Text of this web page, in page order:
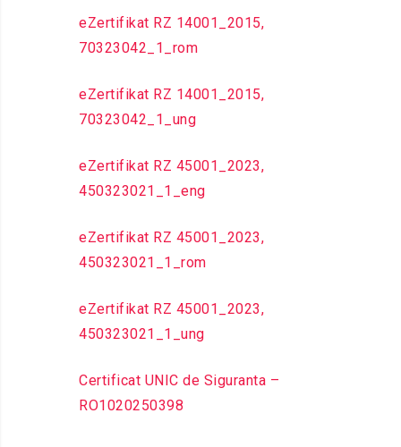
eZertifikat RZ 14001_2015,
70323042_1_rom
eZertifikat RZ 14001_2015,
70323042_1_ung
eZertifikat RZ 45001_2023,
450323021_1_eng
eZertifikat RZ 45001_2023,
450323021_1_rom
eZertifikat RZ 45001_2023,
450323021_1_ung
Certificat UNIC de Siguranta –
RO1020250398